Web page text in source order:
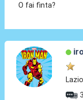
O fai finta?